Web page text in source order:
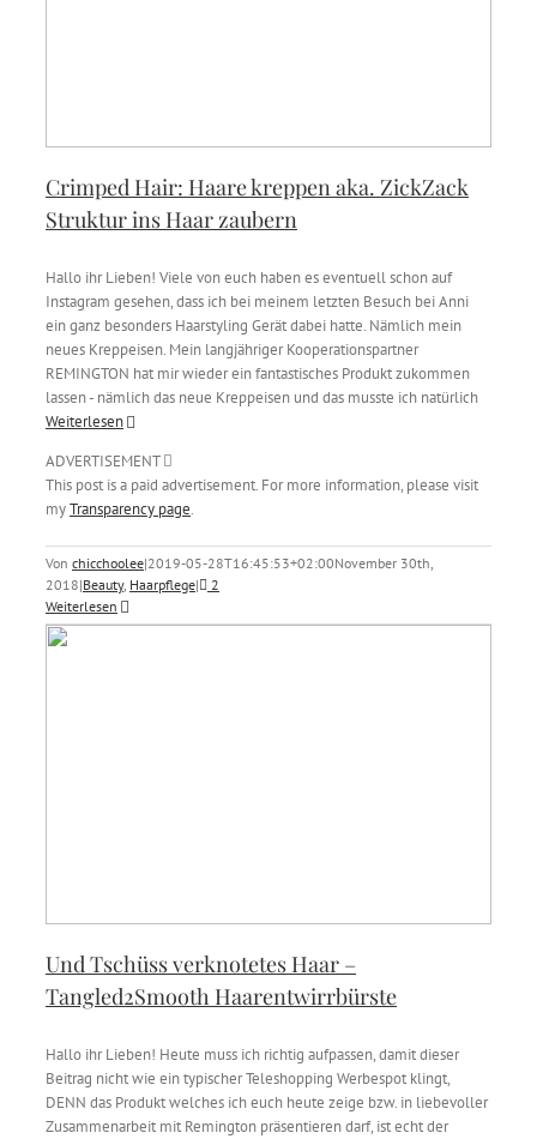
Crimped Hair: Haare kreppen aka. ZickZack
Struktur ins Haar zaubern
Hallo ihr Lieben! Viele von euch haben es eventuell schon auf
Instagram gesehen, dass ich bei meinem letzten Besuch bei Anni
ein ganz besonders Haarstyling Gerät dabei hatte. Nämlich mein
neues Kreppeisen. Mein langjähriger Kooperationspartner
REMINGTON hat mir wieder ein fantastisches Produkt zukommen
lassen - nämlich das neue Kreppeisen und das musste ich natürlich
Weiterlesen
ADVERTISEMENT
This post is a paid advertisement. For more information, please visit
myTransparency page.
Von chicchoolee|2019-05-28T16:45:53+02:00November 30th,
2018|Beauty, Haarpflege|
2
Weiterlesen
Und Tschüss verknotetes Haar –
Tangled2Smooth Haarentwirrbürste
Hallo ihr Lieben! Heute muss ich richtig aufpassen, damit dieser
Beitrag nicht wie ein typischer Teleshopping Werbespot klingt,
DENN das Produkt welches ich euch heute zeige bzw. in liebevoller
Zusammenarbeit mit Remington präsentieren darf, ist echt der